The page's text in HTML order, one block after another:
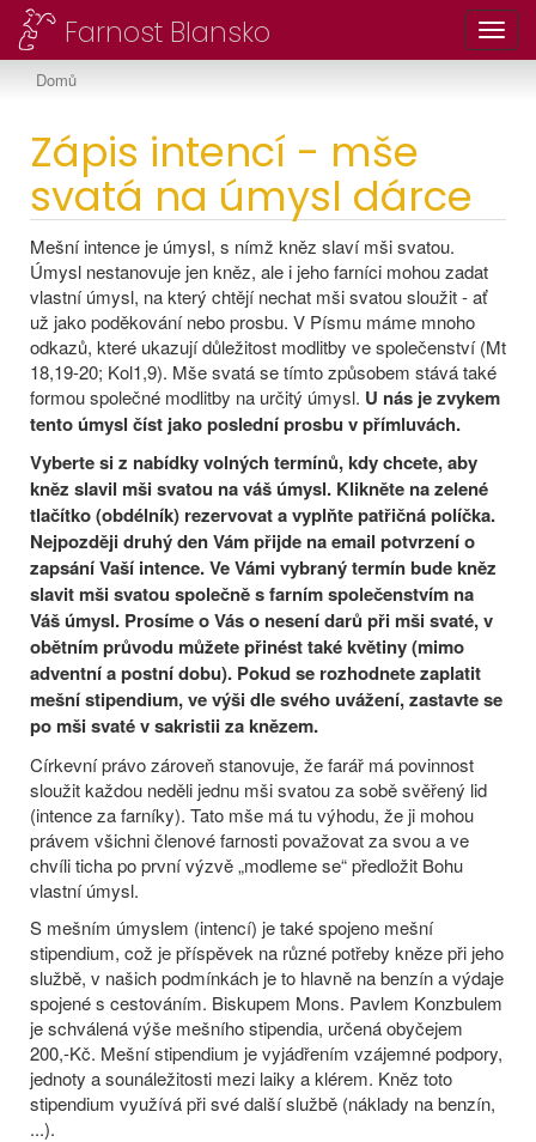
Farnost Blansko
Domů
Zápis intencí - mše
svatá na úmysl dárce
Mešní intence je úmysl, s nímž kněz slaví mši svatou.
Úmysl nestanovuje jen kněz, ale i jeho farníci mohou zadat
vlastní úmysl, na který chtějí nechat mši svatou sloužit - ať
už jako poděkování nebo prosbu. V Písmu máme mnoho
odkazů, které ukazují důležitost modlitby ve společenství (Mt
18,19-20; Kol1,9). Mše svatá se tímto způsobem stává také
formou společné modlitby na určitý úmysl. U nás je zvykem
tento úmysl číst jako poslední prosbu v přímluvách.
Vyberte si z nabídky volných termínů, kdy chcete, aby
kněz slavil mši svatou na váš úmysl. Klikněte na zelené
tlačítko (obdélník) rezervovat a vyplňte patřičná políčka.
Nejpozději druhý den Vám přijde na email potvrzení o
zapsání Vaší intence. Ve Vámi vybraný termín bude kněz
slavit mši svatou společně s farním společenstvím na
Váš úmysl. Prosíme o Vás o nesení darů při mši svaté, v
obětním průvodu můžete přinést také květiny (mimo
adventní a postní dobu). Pokud se rozhodnete zaplatit
mešní stipendium, ve výši dle svého uvážení, zastavte se
po mši svaté v sakristii za knězem.
Církevní právo zároveň stanovuje, že farář má povinnost
sloužit každou neděli jednu mši svatou za sobě svěřený lid
(intence za farníky). Tato mše má tu výhodu, že ji mohou
právem všichni členové farnosti považovat za svou a ve
chvíli ticha po první výzvě „modleme se“ předložit Bohu
vlastní úmysl.
S mešním úmyslem (intencí) je také spojeno mešní
stipendium, což je příspěvek na různé potřeby kněze při jeho
službě, v našich podmínkách je to hlavně na benzín a výdaje
spojené s cestováním. Biskupem Mons. Pavlem Konzbulem
je schválená výše mešního stipendia, určená obyčejem
200,-Kč. Mešní stipendium je vyjádřením vzájemné podpory,
jednoty a sounáležitosti mezi laiky a klérem. Kněz toto
stipendium využívá při své další službě (náklady na benzín,
...).